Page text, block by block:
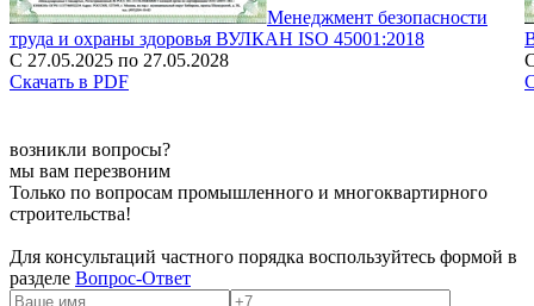
Менеджмент безопасности
труда и охраны здоровья ВУЛКАН ISO 45001:2018
С 27.05.2025 по 27.05.2028
Скачать в PDF
возникли вопросы?
мы вам перезвоним
Только по вопросам промышленного и многоквартирного
строительства!
Для консультаций частного порядка воспользуйтесь формой в
разделе Вопрос-Ответ